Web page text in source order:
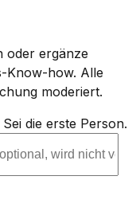
oder ergänze
Know-how. Alle
moderiert.
die erste Person.